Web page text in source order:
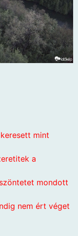
mint
a
mondott
nem ért véget